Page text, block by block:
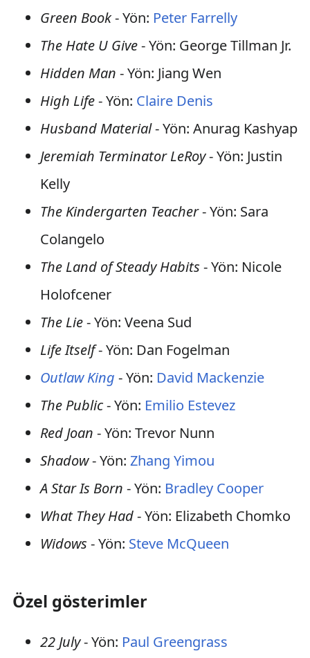
Green Book- Yön: Peter Farrelly
The Hate U Give- Yön: George Tillman Jr.
Hidden Man - Yön: Jiang Wen
High Life- Yön: Claire Denis
Husband Material- Yön: Anurag Kashyap
Jeremiah Terminator LeRoy- Yön: Justin
Kelly
The Kindergarten Teacher- Yön: Sara
Colangelo
The Land of Steady Habits - Yön: Nicole
Holofcener
The Lie- Yön: Veena Sud
Life Itself- Yön: Dan Fogelman
Outlaw King - Yön: David Mackenzie
The Public- Yön: Emilio Estevez
Red Joan - Yön: Trevor Nunn
Shadow- Yön: Zhang Yimou
A Star Is Born - Yön: Bradley Cooper
What They Had- Yön: Elizabeth Chomko
Widows - Yön: Steve McQueen
Özel gösterimler
22 July- Yön: Paul Greengrass